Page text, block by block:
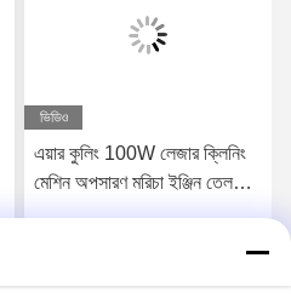
ভিডিও
এয়ার কুলিং 100W লেজার ক্লিনিং
মেশিন অপসারণ মরিচা ইঞ্জিন তেল